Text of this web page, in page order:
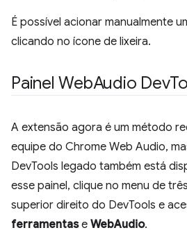
É possível acionar manualmente
clicando no ícone de lixeira.
Painel WebAudio Dev
A extensão agora é um método
equipe do Chrome Web Audio,
DevTools legado também está
esse painel, clique no menu de
superior direito do DevTools e
ferramentase WebAudio.